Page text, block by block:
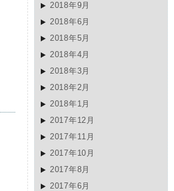
2018年9月
2018年6月
2018年5月
2018年4月
2018年3月
2018年2月
2018年1月
2017年12月
2017年11月
2017年10月
2017年8月
2017年6月